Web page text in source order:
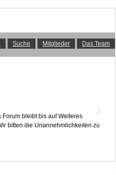
Suche Mitglieder Das Team
Forum bleibt bis auf Weiteres
bitten die Unannehmlichkeiten zu